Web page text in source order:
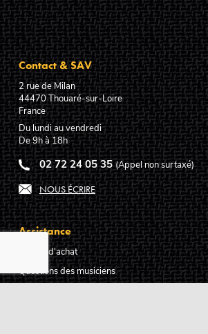
Contact & SAV
2 rue de Milan
44470Thouaré-sur-Loire
France
Du lundi au vendredi
De 9h à 18h
02 72 24 05 35 (Appel non surtaxé)
NOUS ÉCRIRE
Assistance
Guides d'achat
Questions des musiciens